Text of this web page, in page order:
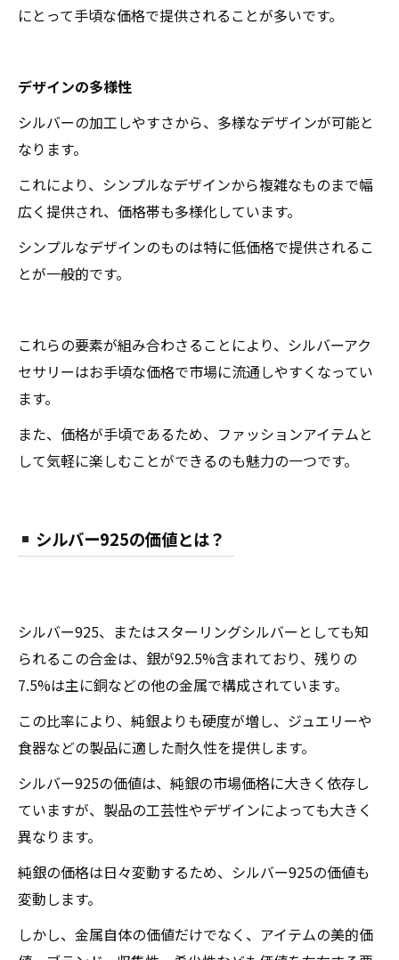
にとって手頃な価格で提供されることが多いです。
デザインの多様性
シルバーの加工しやすさから、多様なデザインが可能と
なります。
これにより、シンプルなデザインから複雑なものまで幅
広く提供され、価格帯も多様化しています。
シンプルなデザインのものは特に低価格で提供されるこ
とが一般的です。
これらの要素が組み合わさることにより、シルバーアク
セサリーはお手頃な価格で市場に流通しやすくなってい
ます。
また、価格が手頃であるため、ファッションアイテムと
して気軽に楽しむことができるのも魅力の一つです。
シルバー925の価値とは？
シルバー925、またはスターリングシルバーとしても知
られるこの合金は、銀が92.5%含まれており、残りの
7.5%は主に銅などの他の金属で構成されています。
この比率により、純銀よりも硬度が増し、ジュエリーや
食器などの製品に適した耐久性を提供します。
シルバー925の価値は、純銀の市場価格に大きく依存し
ていますが、製品の工芸性やデザインによっても大きく
異なります。
純銀の価格は日々変動するため、シルバー925の価値も
変動します。
しかし、金属自体の価値だけでなく、アイテムの美的価